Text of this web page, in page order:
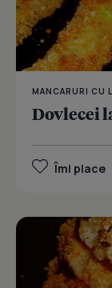
MANCARURI CU
Dovlecei
Îmi place